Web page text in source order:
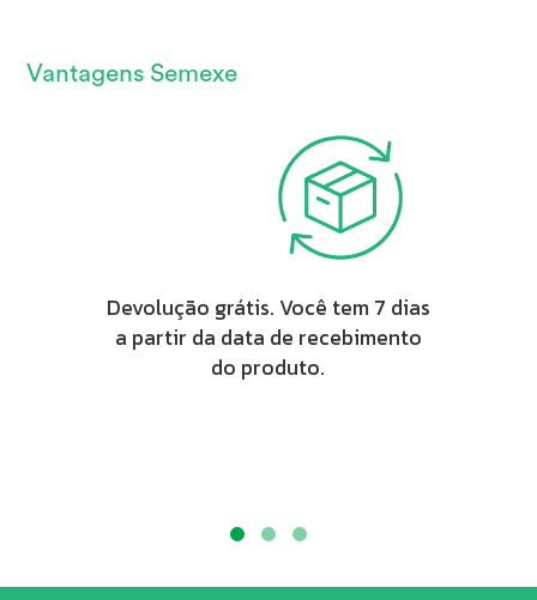
Vantagens Semexe
Devolução grátis. Você tem 7 dias
a partir da data de recebimento
do produto.